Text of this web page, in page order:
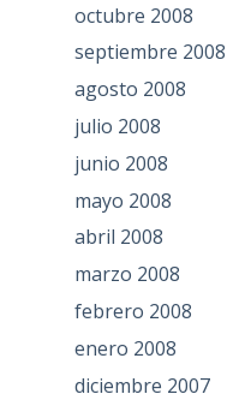
octubre 2008
septiembre 2008
agosto 2008
julio 2008
junio 2008
mayo 2008
abril 2008
marzo 2008
febrero 2008
enero 2008
diciembre 2007